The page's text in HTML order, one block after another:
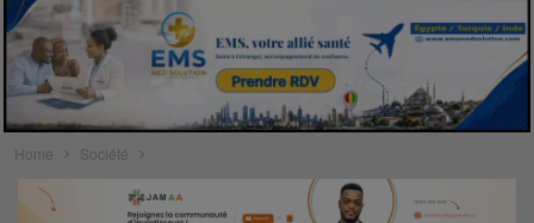
Home Société